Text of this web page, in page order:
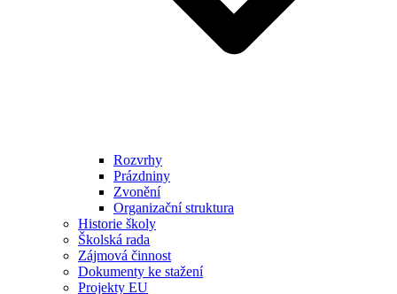
Rozvrhy
Prázdniny
Zvonění
Organizační struktura
Historie školy
Školská rada
Zájmová činnost
Dokumenty ke stažení
Projekty EU